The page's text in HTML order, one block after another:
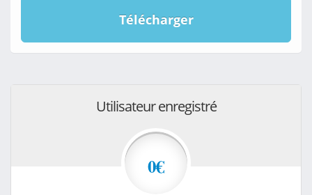
Télécharger
Utilisateur enregistré
0€